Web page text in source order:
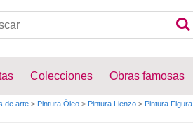
Colecciones Obras famosas
de arte > Pintura Óleo > Pintura Lienzo > Pintura Figura